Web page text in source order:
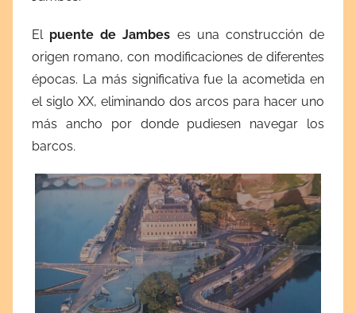
El puente de Jambes es una construcción de
origen romano, con modificaciones de diferentes
épocas. La más significativa fue la acometida en
el siglo XX, eliminando dos arcos para hacer uno
más ancho por donde pudiesen navegar los
barcos.